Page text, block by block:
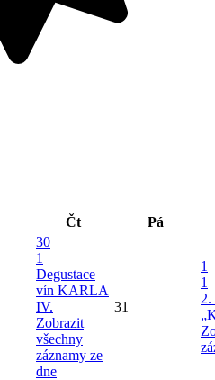
Čt Pá
30
1
Degustace
vín KARLA
IV.
Zobrazit
všechny
záznamy ze
dne
31
1
1
2.